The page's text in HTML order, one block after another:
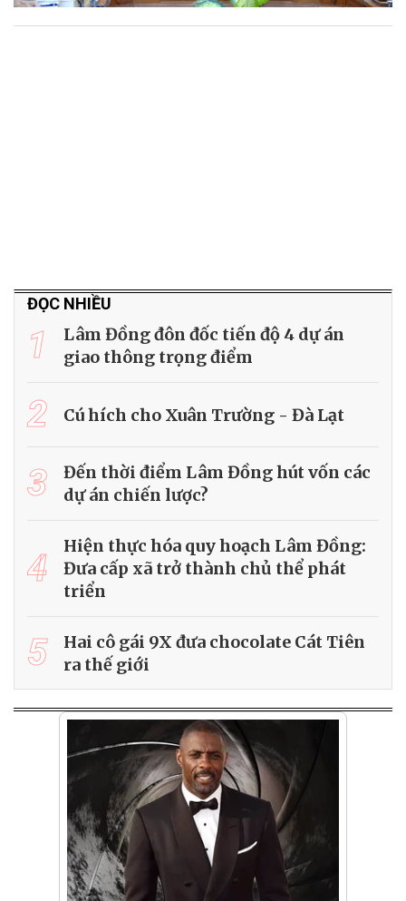
ĐỌC NHIỀU
1
Lâm Đồng đôn đốc tiến độ 4 dự án
giao thông trọng điểm
2 Cú hích cho Xuân Trường - Đà Lạt
3
Đến thời điểm Lâm Đồng hút vốn các
dự án chiến lược?
4
Hiện thực hóa quy hoạch Lâm Đồng:
Đưa cấp xã trở thành chủ thể phát
triển
5
Hai cô gái 9X đưa chocolate Cát Tiên
ra thế giới